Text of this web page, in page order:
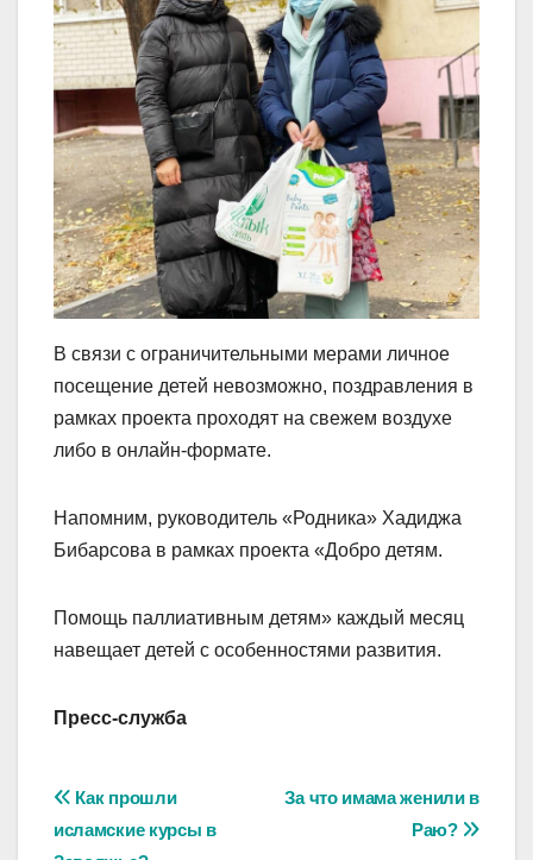
В связи с ограничительными мерами личное
посещение детей невозможно, поздравления в
рамках проекта проходят на свежем воздухе
либо в онлайн-формате.
Напомним, руководитель «Родника» Хадиджа
Бибарсова в рамках проекта «Добро детям.
Помощь паллиативным детям» каждый месяц
навещает детей с особенностями развития.
Пресс-служба
Навигация
За что имама женили в
Раю?
Как прошли
исламские курсы в